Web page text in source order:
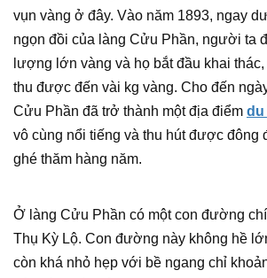
vụn vàng ở đây. Vào năm 1893, ngay
ngọn đồi của làng Cửu Phần, người ta
lượng lớn vàng và họ bắt đầu khai
thu được đến vài kg vàng. Cho đến
Cửu Phần đã trở thành một địa điểm du
vô cùng nổi tiếng và thu hút được đông
ghé thăm hàng năm.
Ở làng Cửu Phần có một con đường
Thụ Kỳ Lộ. Con đường này không hề
còn khá nhỏ hẹp với bề ngang chỉ